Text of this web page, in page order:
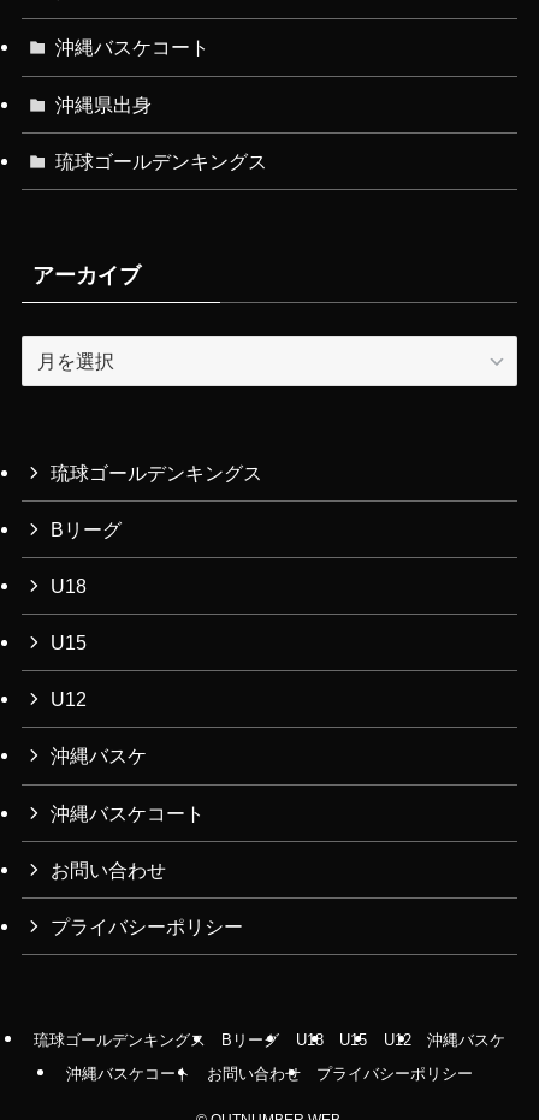
沖縄バスケコート
沖縄県出身
琉球ゴールデンキングス
アーカイブ
ー
ブ
琉球ゴールデンキングス
Bリーグ
U18
U15
U12
沖縄バスケ
沖縄バスケコート
お問い合わせ
プライバシーポリシー
琉球ゴールデンキングス Bリーグ U18 U15 U12
沖縄バスケ
沖縄バスケコート
お問い合わせ プライバシーポリシー